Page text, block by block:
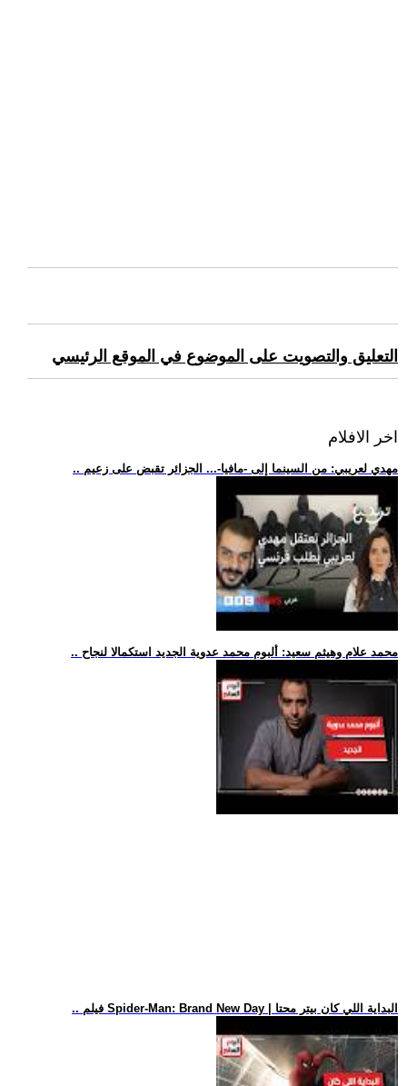
التعليق والتصويت على الموضوع في الموقع الرئيسي
اخر الافلام
.. مهدي لعريبي: من السينما إلى -مافيا-... الجزائر تقبض على زعيم
.. محمد علام وهيثم سعيد: ألبوم محمد عدوية الجديد استكمالا لنجاح
.. فيلم Spider-Man: Brand New Day | البداية اللي كان بيتر محتا